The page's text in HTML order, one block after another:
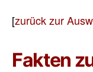
[zurück zur
Fakten